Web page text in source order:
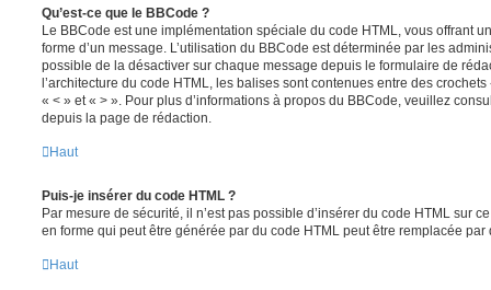
Qu’est-ce que le BBCode ?
Le BBCode est une implémentation spéciale du code HTML, vous offrant
forme d’un message. L’utilisation du BBCode est déterminée par les
possible de la désactiver sur chaque message depuis le formulaire de
l’architecture du code HTML, les balises sont contenues entre des
« < » et « > ». Pour plus d’informations à propos du BBCode, veuillez
depuis la page de rédaction.
Haut
Puis-je insérer du code HTML ?
Par mesure de sécurité, il n’est pas possible d’insérer du code HTML sur
en forme qui peut être générée par du code HTML peut être remplacée par
Haut